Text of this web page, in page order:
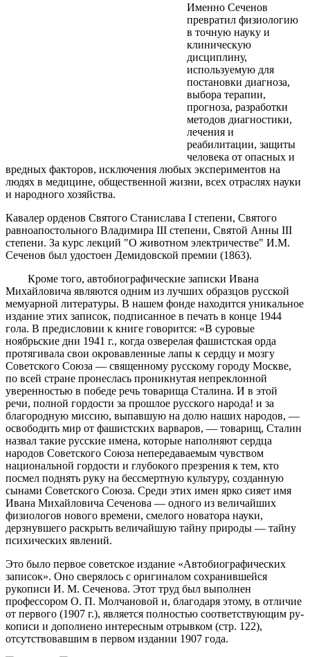
Именно Сеченов
превратил физиологию
в точную науку и
клиническую
дисциплину,
используемую для
постановки диагноза,
выбора терапии,
прогноза, разработки
методов диагностики,
лечения и
реабилитации, защиты
человека от опасных и
вредных факторов, исключения любых экспериментов на
людях в медицине, общественной жизни, всех отраслях науки
и народного хозяйства.
Кавалер орденов Святого Станислава I степени, Святого
равноапостольного Владимира III степени, Святой Анны III
степени. За курс лекций "О животном электричестве" И.М.
Сеченов был удостоен Демидовской премии (1863).
Кроме того, автобиографические записки Ивана
Михайловича являются одним из лучших образцов русской
мемуарной литературы. В нашем фонде находится уникальное
издание этих записок, подписанное в печать в конце 1944
гола. В предисловии к книге говорится: «В суровые
ноябрьские дни 1941 г., когда озверелая фашистская орда
протягивала свои окровавленные лапы к сердцу и мозгу
Советского Союза — священному русскому городу Москве,
по всей стране пронеслась проникнутая непреклонной
уверенностью в победе речь товарища Сталина. И в этой
речи, полной гордости за прошлое русского народа! и за
благо­родную миссию, выпавшую на долю наших народов, —
освободить мир от фашистских варваров, — товарищ, Сталин
назвал такие русские имена, ко­торые наполняют сердца
народов Советского Союза непередаваемым чув­ством
национальной гордости и глубокого презрения к тем, кто
посмел поднять руку на бессмертную культуру, созданную
сынами Советского Союза. Среди этих имен ярко сияет имя
Ивана Михайловича Сеченова — одного из величайших
физиологов нового времени, смелого новатора науки,
дерзнувшего раскрыть величайшую тайну природы — тайну
психических явлений.
Это было первое советское издание «Автобиографических
записок». Оно све­рялось с оригиналом сохранившейся
рукописи И. М. Сеченова. Этот труд был выполнен
профессором О. П. Молчановой и, благодаря этому, в отличие
от первого (1907 г.), является полностью соответствующим ру­
кописи и дополнено интересным отрывком (стр. 122),
отсутствовавшим в первом издании 1907 года.